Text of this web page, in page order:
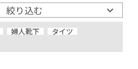
絞り込む
婦人靴下
タイツ